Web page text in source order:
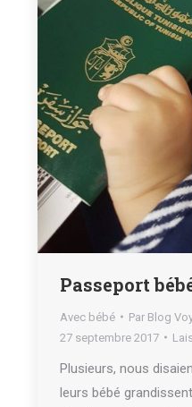
Passeport
Avec bébé Par Blog
27 septembre 2017
Plusieurs, nous
leurs bébé